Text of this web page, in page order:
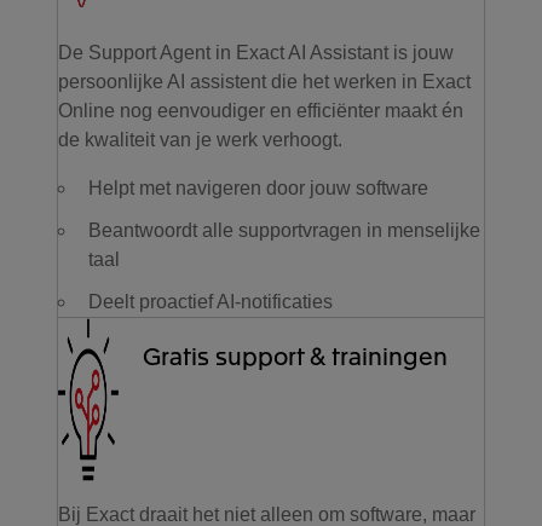
De Support Agent in Exact AI Assistant is jouw
persoonlijke AI assistent die het werken in Exact
Online nog eenvoudiger en efficiënter maakt én
de kwaliteit van je werk verhoogt.
Helpt met navigeren door jouw software
Beantwoordt alle supportvragen in menselijke
taal
Deelt proactief AI-notificaties
Gratis support & trainingen
Bij Exact draait het niet alleen om software, maar